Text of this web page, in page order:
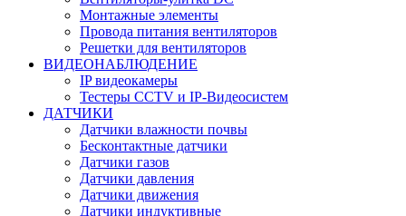
Монтажные элементы
Провода питания вентиляторов
Решетки для вентиляторов
ВИДЕОНАБЛЮДЕНИЕ
IP видеокамеры
Тестеры CCTV и IP-Видеосистем
ДАТЧИКИ
Датчики влажности почвы
Бесконтактные датчики
Датчики газов
Датчики давления
Датчики движения
Датчики индуктивные